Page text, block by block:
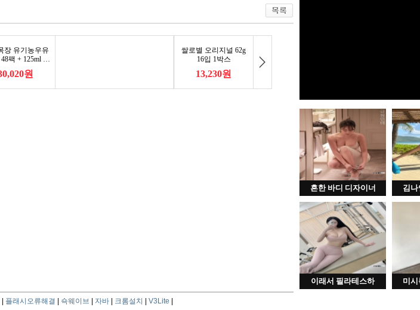
흔한 바디 디자이너 김나
이래서 필라테스하 미시
플래시오류해결 쇽웨이브 자바| 크롬설치 V3Lite